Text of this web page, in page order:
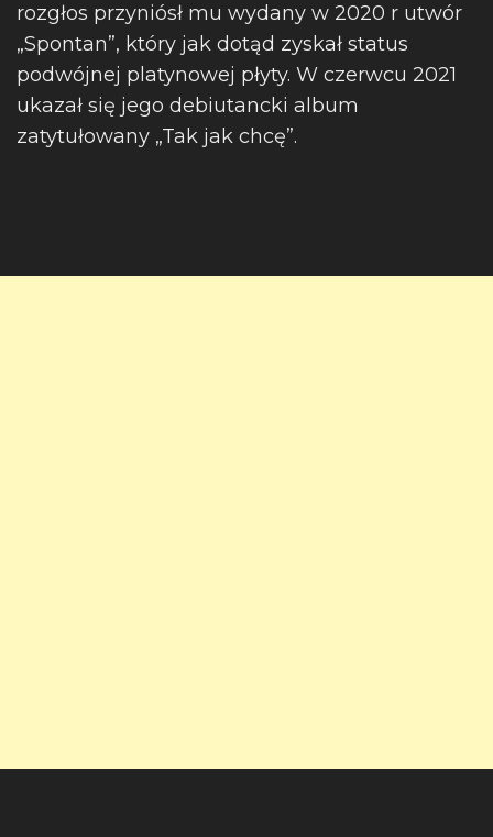
rozgłos przyniósł mu wydany w 2020 r utwór
„Spontan”, który jak dotąd zyskał status
podwójnej platynowej płyty. W czerwcu 2021
ukazał się jego debiutancki album
zatytułowany „Tak jak chcę”.